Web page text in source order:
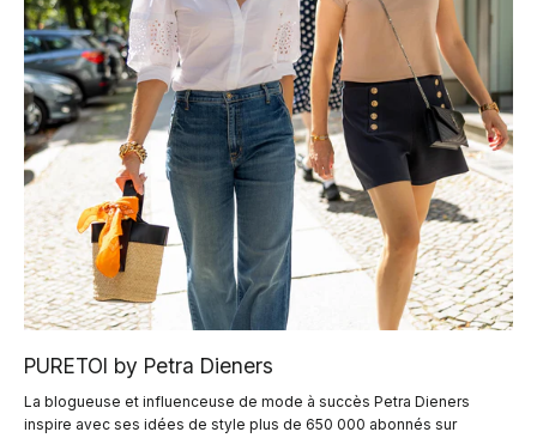
PURETOI by Petra Dieners
La blogueuse et influenceuse de mode à succès Petra Dieners
inspire avec ses idées de style plus de 650 000 abonnés sur